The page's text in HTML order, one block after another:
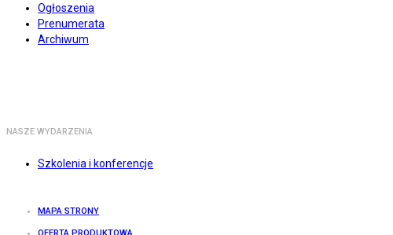
Ogłoszenia
Prenumerata
Archiwum
NASZE WYDARZENIA
Szkolenia i konferencje
MAPA STRONY